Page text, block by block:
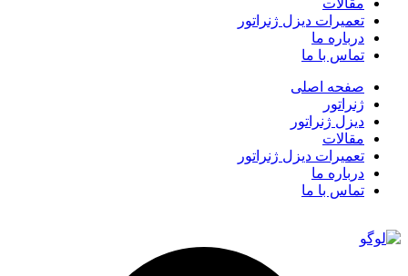
تعمیرات دیزل ژنراتور
درباره ما
تماس با ما
صفحه اصلی
ژنراتور
دیزل ژنراتور
مقالات
تعمیرات دیزل ژنراتور
درباره ما
تماس با ما